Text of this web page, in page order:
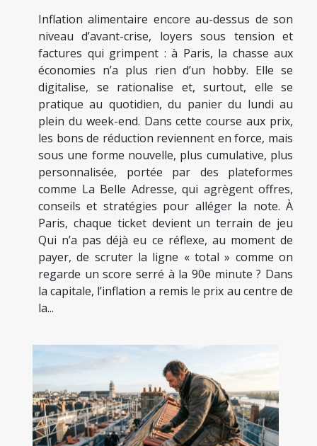
Inflation alimentaire encore au-dessus de son
niveau d’avant-crise, loyers sous tension et
factures qui grimpent : à Paris, la chasse aux
économies n’a plus rien d’un hobby. Elle se
digitalise, se rationalise et, surtout, elle se
pratique au quotidien, du panier du lundi au
plein du week-end. Dans cette course aux prix,
les bons de réduction reviennent en force, mais
sous une forme nouvelle, plus cumulative, plus
personnalisée, portée par des plateformes
comme La Belle Adresse, qui agrègent offres,
conseils et stratégies pour alléger la note. À
Paris, chaque ticket devient un terrain de jeu
Qui n’a pas déjà eu ce réflexe, au moment de
payer, de scruter la ligne « total » comme on
regarde un score serré à la 90e minute ? Dans
la capitale, l’inflation a remis le prix au centre de
la...